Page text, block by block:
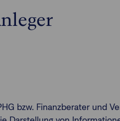
bzw. Finanzberater und